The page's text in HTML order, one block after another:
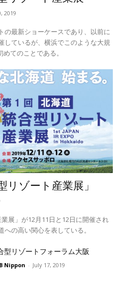
2019
の最新ショーケースであり、以前に
しているが、横浜でこのような大規
てのことである。
リゾート産業展」
展」が12月11日と12日に開催され
の高い関心を表している。
型リゾートフォーラム大阪
Nippon - July 17, 2019